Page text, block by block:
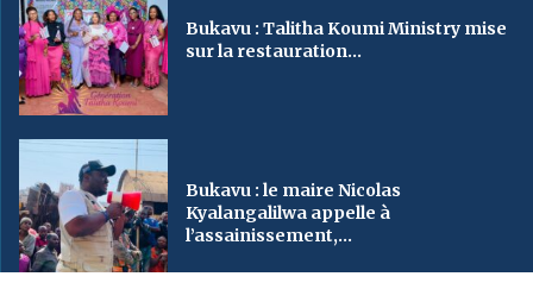
Bukavu : Talitha Koumi Ministry mise
sur la restauration...
Bukavu : le maire Nicolas
Kyalangalilwa appelle à
l’assainissement,...